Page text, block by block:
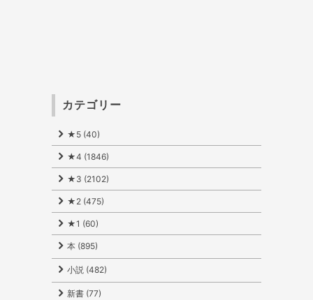
カテゴリー
★5 (40)
★4 (1846)
★3 (2102)
★2 (475)
★1 (60)
本 (895)
小説 (482)
新書 (77)